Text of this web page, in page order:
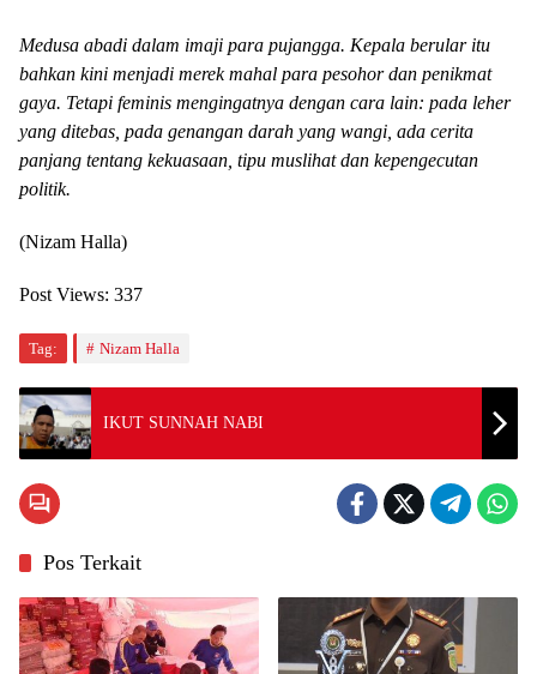
Medusa abadi dalam imaji para pujangga. Kepala berular itu
bahkan kini menjadi merek mahal para pesohor dan penikmat
gaya. Tetapi feminis mengingatnya dengan cara lain: pada leher
yang ditebas, pada genangan darah yang wangi, ada cerita
panjang tentang kekuasaan, tipu muslihat dan kepengecutan
politik.
(Nizam Halla)
Post Views: 337
Tag: Nizam Halla
IKUT SUNNAH NABI
Pos Terkait